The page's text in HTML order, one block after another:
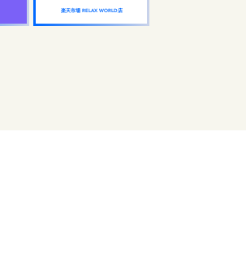
楽天市場 RELAX WORLD店